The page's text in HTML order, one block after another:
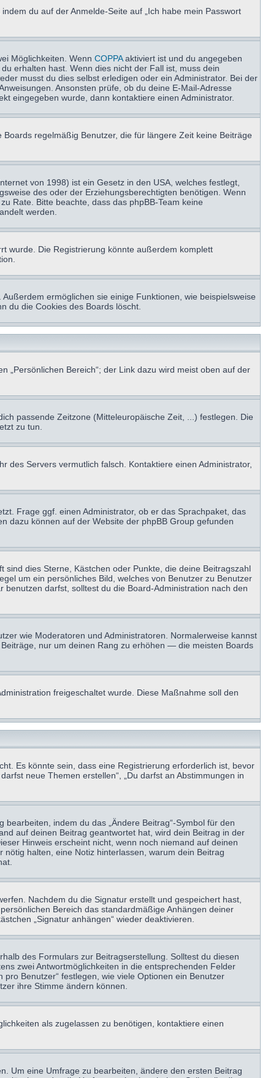
du auf der Anmelde-Seite auf „Ich habe mein Passwort
Möglichkeiten. Wenn COPPAaktiviert ist und du angegeben
erhalten hast. Wenn dies nicht der Fall ist, muss dein
musst du dies selbst erledigen oder ein Administrator. Bei der
Ansonsten prüfe, ob du deine E-Mail-Adresse
eingegeben wurde, dann kontaktiere einen Administrator.
regelmäßig Benutzer, die für längere Zeit keine Beiträge
von 1998) ist ein Gesetz in den USA, welches festlegt,
des oder der Erziehungsberechtigten benötigen. Wenn
Rate. Bitte beachte, dass das phpBB-Team keine
werden.
wurde. Die Registrierung könnte außerdem komplett
ermöglichen sie einige Funktionen, wie beispielsweise
du die Cookies des Boards löscht.
„Persönlichen Bereich“; der Link dazu wird meist oben auf der
passende Zeitzone (Mitteleuropäische Zeit, ...) festlegen. Die
zu tun.
Servers vermutlich falsch. Kontaktiere einen Administrator,
Frage ggf. einen Administrator, ob er das Sprachpaket, das
dazu können auf der Website der phpBB Group gefunden
dies Sterne, Kästchen oder Punkte, die deine Beitragszahl
um ein persönliches Bild, welches von Benutzer zu Benutzer
darfst, solltest du die Board-Administration nach den
wie Moderatoren und Administratoren. Normalerweise kannst
nur um deinen Rang zu erhöhen — die meisten Boards
freigeschaltet wurde. Diese Maßnahme soll den
Es könnte sein, dass eine Registrierung erforderlich ist, bevor
neue Themen erstellen“, „Du darfst an Abstimmungen in
indem du das „Ändere Beitrag“-Symbol für den
auf deinen Beitrag geantwortet hat, wird dein Beitrag in der
Hinweis erscheint nicht, wenn noch niemand auf deinen
halten, eine Notiz hinterlassen, warum dein Beitrag
Nachdem du die Signatur erstellt und gespeichert hast,
Bereich das standardmäßige Anhängen deiner
„Signatur anhängen“ wieder deaktivieren.
des Formulars zur Beitragserstellung. Solltest du diesen
zwei Antwortmöglichkeiten in die entsprechenden Felder
Benutzer“ festlegen, wie viele Optionen ein Benutzer
ihre Stimme ändern können.
als zugelassen zu benötigen, kontaktiere einen
Um eine Umfrage zu bearbeiten, ändere den ersten Beitrag